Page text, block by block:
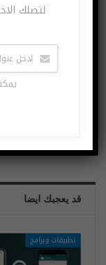
قد يعجبك ايضا
تطبيقات وبرامج
لتصلك